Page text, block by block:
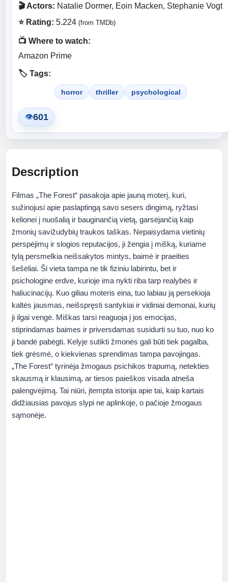
🎬 Actors: Natalie Dormer, Eoin Macken, Stephanie Vogt
⭐ Rating: 5.224 (from TMDb)
📺 Where to watch:
Amazon Prime
🏷️ Tags:
horror thriller psychological
👁601
Description
Filmas „The Forest“ pasakoja apie jauną moterį, kuri,
sužinojusi apie paslaptingą savo sesers dingimą, ryžtasi
kelionei į nuošalią ir bauginančią vietą, garsėjančią kaip
žmonių savižudybių traukos taškas. Nepaisydama vietinių
perspėjimų ir slogios reputacijos, ji žengia į mišką, kuriame
tylą persmelkia neišsakytos mintys, baimė ir praeities
šešėliai. Ši vieta tampa ne tik fiziniu labirintu, bet ir
psichologine erdve, kurioje ima nykti riba tarp realybės ir
haliucinacijų. Kuo giliau moteris eina, tuo labiau ją persekioja
kaltės jausmas, neišspręsti santykiai ir vidiniai demonai, kurių
ji ilgai vengė. Miškas tarsi reaguoja į jos emocijas,
stiprindamas baimes ir priversdamas susidurti su tuo, nuo ko
ji bandė pabėgti. Kelyje sutikti žmonės gali būti tiek pagalba,
tiek grėsmė, o kiekvienas sprendimas tampa pavojingas.
„The Forest“ tyrinėja žmogaus psichikos trapumą, netekties
skausmą ir klausimą, ar tiesos paieškos visada atneša
palengvėjimą. Tai niūri, įtempta istorija apie tai, kaip kartais
didžiausias pavojus slypi ne aplinkoje, o pačioje žmogaus
sąmonėje.